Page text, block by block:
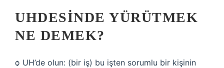
UHDESINDE YÜRÜTMEK
NE DEMEK?
ѻ UH’de olun: (bir iş) bu işten sorumlu bir kişinin